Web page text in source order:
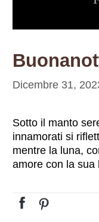
Dicembre 31,
Sotto il manto
innamorati si
mentre la luna,
amore con la sua